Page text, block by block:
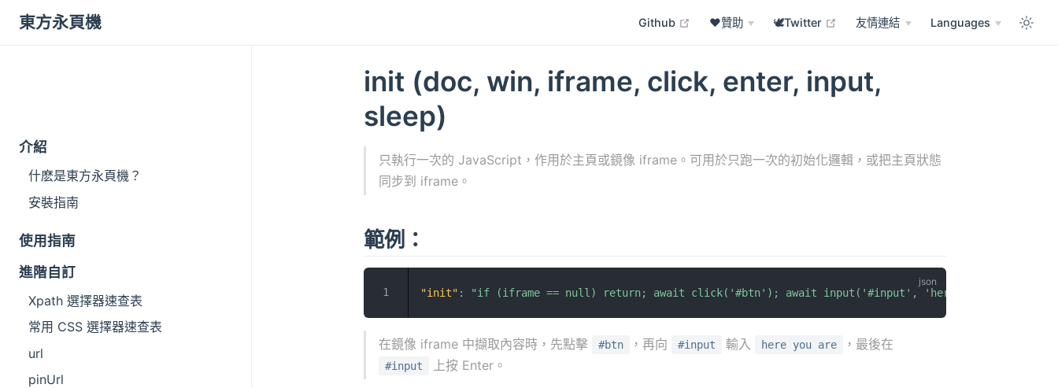
東方永頁機 Github open in new window
❤️贊助 🕊️Twitter open in new window
友情連結 Languages
介紹
什麽是東方永頁機？
安裝指南
使用指南
進階自訂
Xpath 選擇器速查表
常用 CSS 選擇器速查表
url
pinUrl
init (doc, win, iframe, click, enter, input,
sleep)
只執行一次的 JavaScript，作用於主頁或鏡像 iframe。可用於只跑一次的初始化邏輯，或把主頁狀態
同步到 iframe。
範例：
"init" : "if (iframe == null) return; await click('#btn'); await input('#input', 'here you are');
在鏡像 iframe 中擷取內容時，先點擊 #btn ，再向 #input 輸入 here you are ，最後在
#input 上按 Enter。